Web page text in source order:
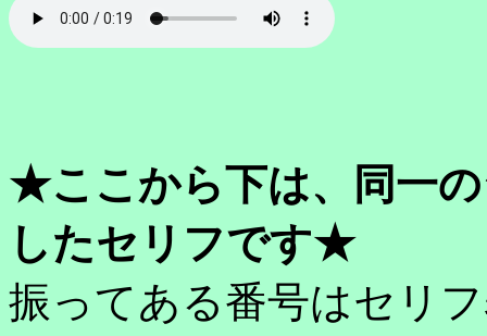
★ここから下は、同一
したセリフです★
振ってある番号はセリ